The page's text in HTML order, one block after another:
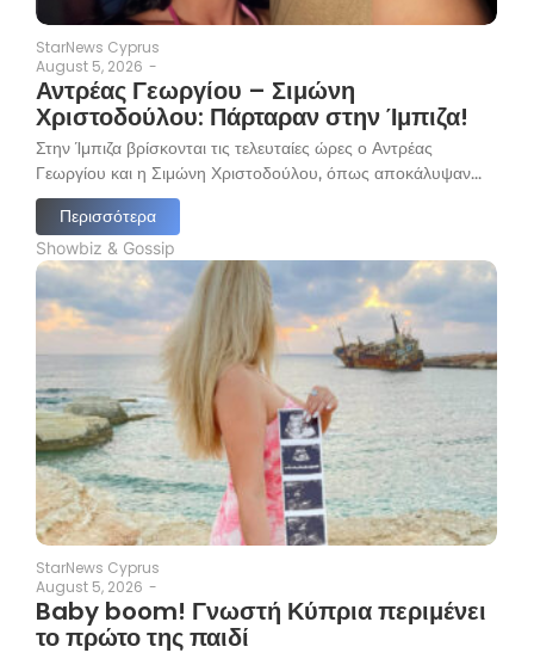
StarNews Cyprus
August 5, 2026 -
Αντρέας Γεωργίου – Σιμώνη
Χριστοδούλου: Πάρταραν στην Ίμπιζα!
Στην Ίμπιζα βρίσκονται τις τελευταίες ώρες ο Αντρέας
Γεωργίου και η Σιμώνη Χριστοδούλου, όπως αποκάλυψαν...
Περισσότερα
Showbiz & Gossip
StarNews Cyprus
August 5, 2026 -
Baby boom! Γνωστή Κύπρια περιμένει
το πρώτο της παιδί